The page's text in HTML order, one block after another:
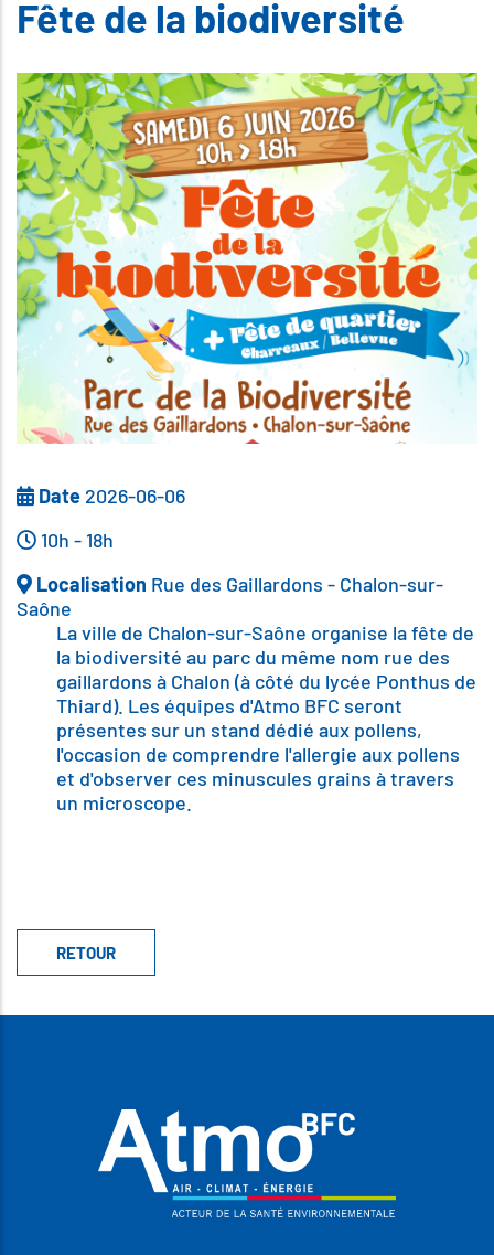
Fête de la biodiversité
Date 2026-06-06
10h - 18h
Localisation Rue des Gaillardons - Chalon-sur-
Saône
La ville de Chalon-sur-Saône organise la fête de
la biodiversité au parc du même nom rue des
gaillardons à Chalon (à côté du lycée Ponthus de
Thiard). Les équipes d'Atmo BFC seront
présentes sur un stand dédié aux pollens,
l'occasion de comprendre l'allergie aux pollens
et d'observer ces minuscules grains à travers
un microscope.